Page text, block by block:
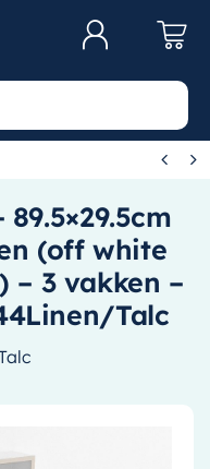
 
(off white
3 vakken –
Talc